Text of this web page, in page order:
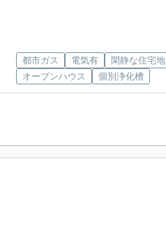
都市ガス 電気有
閑静な住宅地
オープンハウス
個別浄化槽